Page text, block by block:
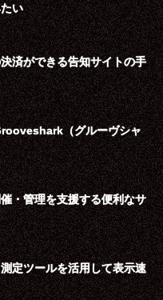
い
済ができる告知サイトの手
（グルーヴシャ
・管理を支援する便利なサ
定ツールを活用して表示速